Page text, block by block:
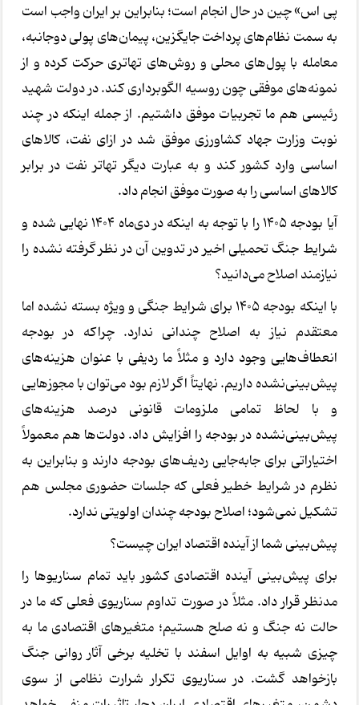
پی اس» چین در حال انجام است؛ بنابراین بر ایران واجب است
به سمت نظام‌های پرداخت جایگزین، پیمان‌های پولی دوجانبه،
معامله با پول‌های محلی و روش‌های تهاتری حرکت کرده و از
نمونه‌های موفقی چون روسیه الگوبرداری کند. در دولت شهید
رئیسی هم ما تجربیات موفق داشتیم. از جمله اینکه در چند
نوبت وزارت جهاد کشاورزی موفق شد در ازای نفت، کالاهای
اساسی وارد کشور کند و به عبارت دیگر تهاتر نفت در برابر
کالاهای اساسی را به صورت موفق انجام داد.
آیا بودجه 1405 را با توجه به اینکه در دی‌ماه 1404 نهایی شده و
شرایط جنگ تحمیلی اخیر در تدوین آن در نظر گرفته نشده را
نیازمند اصلاح می‌دانید؟
با اینکه بودجه 1405 برای شرایط جنگی و ویژه بسته نشده اما
معتقدم نیاز به اصلاح چندانی ندارد. چراکه در بودجه
انعطاف‌هایی وجود دارد و مثلاً ما ردیفی با عنوان هزینه‌های
پیش‌بینی‌نشده داریم. نهایتاً اگر لازم بود می‌توان با مجوزهایی
و با لحاظ تمامی ملزومات قانونی درصد هزینه‌های
پیش‌بینی‌نشده در بودجه را افزایش داد. دولت‌ها هم معمولاً
اختیاراتی برای جابه‌جایی ردیف‌های بودجه دارند و بنابراین به
نظرم در شرایط خطیر فعلی که جلسات حضوری مجلس هم
تشکیل نمی‌شود؛ اصلاح بودجه چندان اولویتی ندارد.
پیش‌بینی شما از آینده اقتصاد ایران چیست؟
برای پیش‌بینی آینده اقتصادی کشور باید تمام سناریوها را
مدنظر قرار داد. مثلاً در صورت تداوم سناریوی فعلی که ما در
حالت نه جنگ و نه صلح هستیم؛ متغیرهای اقتصادی ما به
چیزی شبیه به اوایل اسفند با تخلیه برخی آثار روانی جنگ
بازخواهد گشت. در سناریوی تکرار شرارت نظامی از سوی